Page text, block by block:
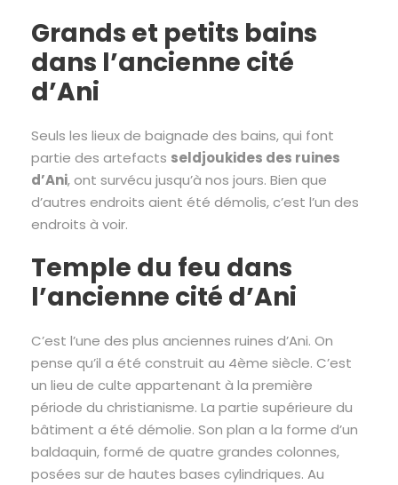
Grands et petits bains
dans l’ancienne cité
d’Ani
Seuls les lieux de baignade des bains, qui font
partie des artefacts seldjoukides des ruines
d’Ani, ont survécu jusqu’à nos jours. Bien que
d’autres endroits aient été démolis, c’est l’un des
endroits à voir.
Temple du feu dans
l’ancienne cité d’Ani
C’est l’une des plus anciennes ruines d’Ani. On
pense qu’il a été construit au 4ème siècle. C’est
un lieu de culte appartenant à la première
période du christianisme. La partie supérieure du
bâtiment a été démolie. Son plan a la forme d’un
baldaquin, formé de quatre grandes colonnes,
posées sur de hautes bases cylindriques. Au